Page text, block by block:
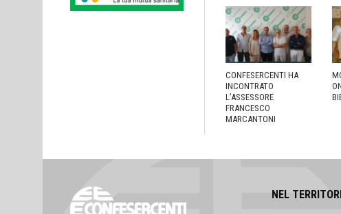
CONFESERCENTI HA
INCONTRATO
L’ASSESSORE
FRANCESCO
MARCANTONI
NEL